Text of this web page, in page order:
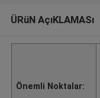
ÜRüN AçıKLAMASı
Önemli Noktalar: